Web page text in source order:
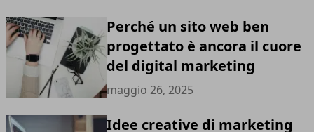
Perché un sito web ben
progettato è ancora il cuore
del digital marketing
maggio 26, 2025
Idee creative di marketing